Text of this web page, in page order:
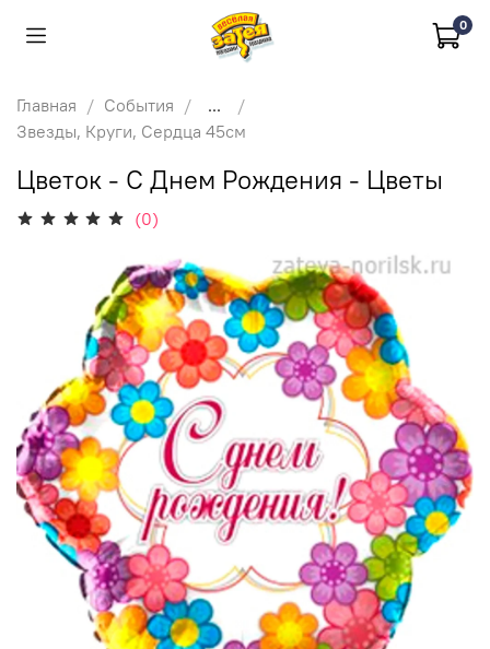
0
Главная События
...
Звезды, Круги, Сердца 45см
Цветок - С Днем Рождения - Цветы
(0)